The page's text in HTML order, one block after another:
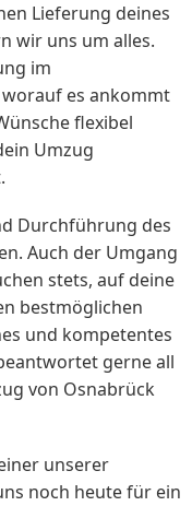
Lieferung deines
wir uns um alles.
im
es ankommt
flexibel
Umzug
Durchführung des
Auch der Umgang
stets, auf deine
bestmöglichen
und kompetentes
gerne all
von Osnabrück
unserer
noch heute für ein